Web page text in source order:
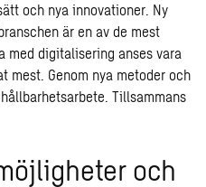
och nya innovationer. Ny
är en av de mest
med digitalisering anses vara
mest. Genom nya metoder och
Tillsammans
och